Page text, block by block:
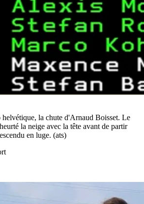
helvétique, la chute d'Arnaud Boisset. Le
la neige avec la tête avant de partir
en luge. (ats)